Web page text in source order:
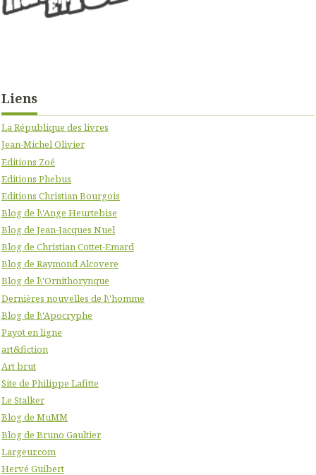
Liens
La République des livres
Jean-Michel Olivier
Editions Zoé
Editions Phebus
Editions Christian Bourgois
Blog de l\'Ange Heurtebise
Blog de Jean-Jacques Nuel
Blog de Christian Cottet-Emard
Blog de Raymond Alcovere
Blog de l\'Ornithorynque
Dernières nouvelles de l\'homme
Blog de l\'Apocryphe
Payot en ligne
art&fiction
Art brut
Site de Philippe Lafitte
Le Stalker
Blog de MuMM
Blog de Bruno Gaultier
Largeur.com
Hervé Guibert